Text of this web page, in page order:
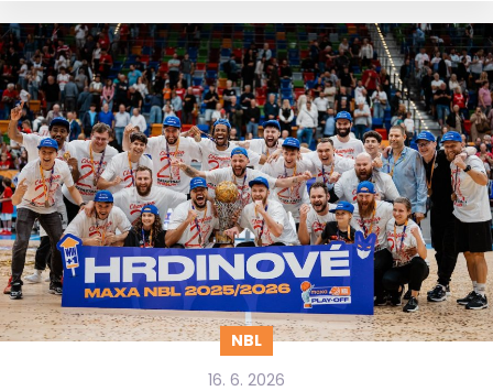
NBL
16. 6. 2026